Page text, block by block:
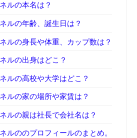
ルの本名は？
ルの年齢、誕生日は？
ルの身長や体重、カップ数は？
ルの出身はどこ？
ルの高校や大学はどこ？
ルの家の場所や家賃は？
ルの親は社長で会社名は？
ルののプロフィールのまとめ。